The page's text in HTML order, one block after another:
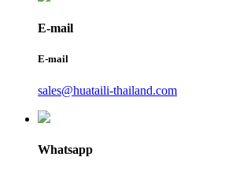
E-mail
E-mail
sales@huataili-thailand.com
Whatsapp